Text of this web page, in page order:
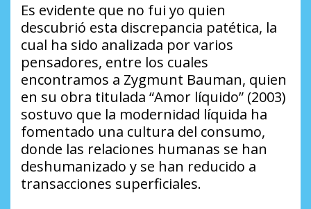
Es evidente que no fui yo quien
descubrió esta discrepancia patética, la
cual ha sido analizada por varios
pensadores, entre los cuales
encontramos a Zygmunt Bauman, quien
en su obra titulada “Amor líquido” (2003)
sostuvo que la modernidad líquida ha
fomentado una cultura del consumo,
donde las relaciones humanas se han
deshumanizado y se han reducido a
transacciones superficiales.